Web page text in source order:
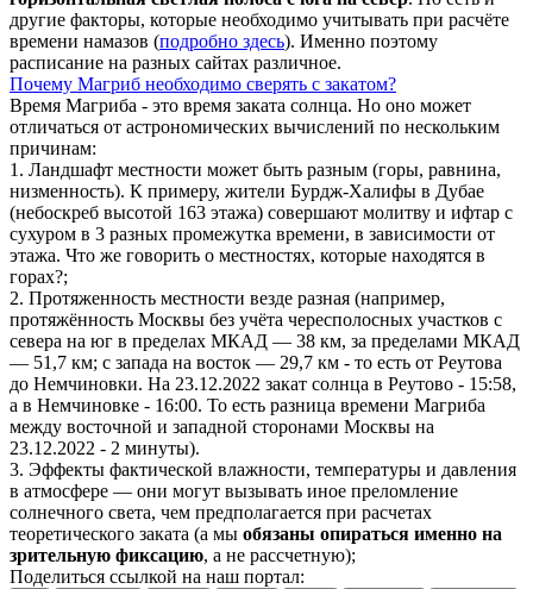
другие факторы, которые необходимо учитывать при расчёте
времени намазов (подробно здесь). Именно поэтому
расписание на разных сайтах различное.
Почему Магриб необходимо сверять с закатом?
Время Магриба - это время заката солнца. Но оно может
отличаться от астрономических вычислений по нескольким
причинам:
1. Ландшафт местности может быть разным (горы, равнина,
низменность). К примеру, жители Бурдж-Халифы в Дубае
(небоскреб высотой 163 этажа) совершают молитву и ифтар с
сухуром в 3 разных промежутка времени, в зависимости от
этажа. Что же говорить о местностях, которые находятся в
горах?;
2. Протяженность местности везде разная (например,
протяжённость Москвы без учёта чересполосных участков с
севера на юг в пределах МКАД — 38 км, за пределами МКАД
— 51,7 км; с запада на восток — 29,7 км - то есть от Реутова
до Немчиновки. На 23.12.2022 закат солнца в Реутово - 15:58,
а в Немчиновке - 16:00. То есть разница времени Магриба
между восточной и западной сторонами Москвы на
23.12.2022 - 2 минуты).
3. Эффекты фактической влажности, температуры и давления
в атмосфере — они могут вызывать иное преломление
солнечного света, чем предполагается при расчетах
теоретического заката (а мы обязаны опираться именно на
зрительную фиксацию, а не рассчетную);
Поделиться ссылкой на наш портал: